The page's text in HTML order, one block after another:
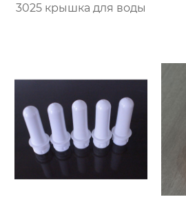
3025 крышка для воды